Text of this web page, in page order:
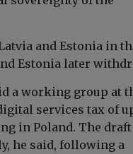
and Estonia in
Estonia later
a working group at
services tax of
in Poland. The draft
he said, following a